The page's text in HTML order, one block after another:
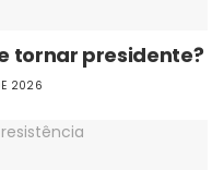
tornar presidente?
2026